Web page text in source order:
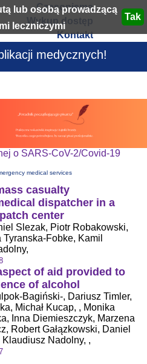
lub osobą prowadzącą
leczniczymi
Czasopisma
Wykup dostęp
Kontakt
medycznych!
o SARS-CoV-2/Covid-19
medical services
casualty
dispatcher in a
center
Slezak, Piotr Robakowski,
Fobke, Kamil
of aid provided to
of alcohol
Bagiński-, Dariusz Timler,
Michał Kucap, , Monika
Inna Diemieszczyk, Marzena
Robert Gałązkowski, Daniel
Nadolny, ,